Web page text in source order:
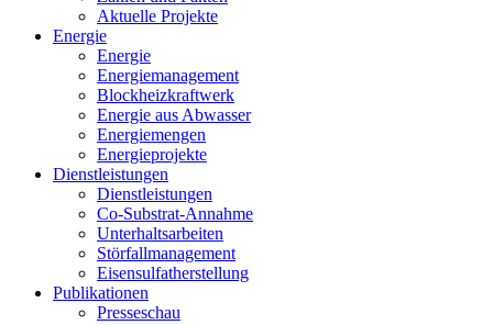
Aktuelle Projekte
Energie
Energie
Energiemanagement
Blockheizkraftwerk
Energie aus Abwasser
Energiemengen
Energieprojekte
Dienstleistungen
Dienstleistungen
Co-Substrat-Annahme
Unterhaltsarbeiten
Störfallmanagement
Eisensulfatherstellung
Publikationen
Presseschau